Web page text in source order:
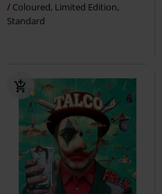
Coloured, Limited Edition,
Standard